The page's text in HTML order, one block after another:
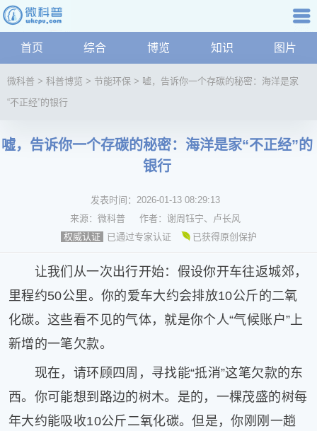
科普知识 航
首页 综合 博览 知识 图片
普
讯
文
健
康
学
微科普 > 科普博览 > 节能环保 > 嘘，告诉你一个存碳的秘密：海洋是家
“不正经”的银行
嘘，告诉你一个存碳的秘密：海洋是家“不正经”的
银行
发表时间： 2026-01-13 08:29:13
来源： 微科普 作者： 谢周钰宁、卢长风
权威认证
已通过专家认证 已获得原创保护
让我们从一次出行开始：假设你开车往返城郊，
里程约50公里。你的爱车大约会排放10公斤的二氧
化碳。这些看不见的气体，就是你个人“气候账户”上
新增的一笔欠款。
现在，请环顾四周，寻找能“抵消”这笔欠款的东
西。你可能想到路边的树木。是的，一棵茂盛的树每
年大约能吸收10公斤二氧化碳。但是，你刚刚一趟